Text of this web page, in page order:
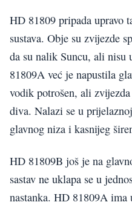
HD 81809 pripada upravo
sustava. Obje su zvijezde
da su nalik Suncu, ali
81809A već je napustila
vodik potrošen, ali
diva. Nalazi se u
glavnog niza i kasnijeg
HD 81809B još je na
sastav ne uklapa se u
nastanka. HD 81809A